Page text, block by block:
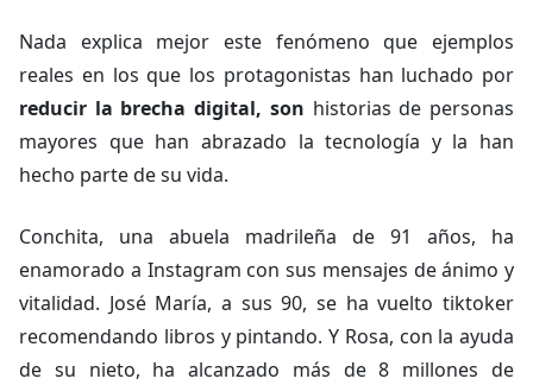
Nada explica mejor este fenómeno que ejemplos
reales en los que los protagonistas han luchado por
reducir la brecha digital, son historias de personas
mayores que han abrazado la tecnología y la han
hecho parte de su vida.
Conchita, una abuela madrileña de 91 años, ha
enamorado a Instagram con sus mensajes de ánimo y
vitalidad. José María, a sus 90, se ha vuelto tiktoker
recomendando libros y pintando. Y Rosa, con la ayuda
de su nieto, ha alcanzado más de 8 millones de